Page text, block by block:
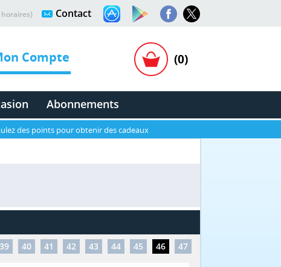
Contact
Compte (0)
Abonnements
des points pour obtenir des cadeaux
39 40 41 42 43 44 45 46 47